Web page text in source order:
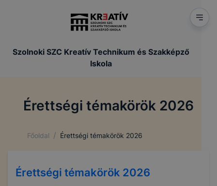
Szolnoki SZC Kreatív Technikum és Szakképző
Iskola
Érettségi témakörök 2026
Főoldal / Érettségi témakörök 2026
Érettségi témakörök 2026